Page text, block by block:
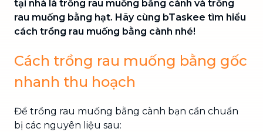
tại nhà là trồng rau muống bằng cành và trồng
rau muống bằng hạt. Hãy cùng bTaskee tìm hiểu
cách trồng rau muống bằng cành nhé!
Cách trồng rau muống bằng gốc
nhanh thu hoạch
Để trồng rau muống bằng cành bạn cần chuẩn
bị các nguyên liệu sau: